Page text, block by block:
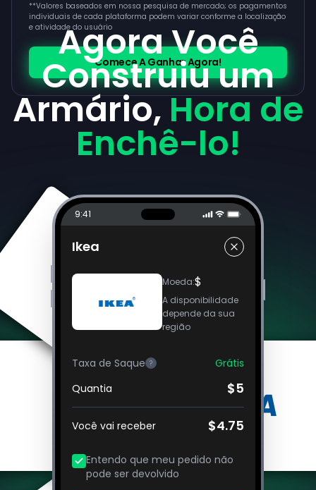
**Valores baseados em nossa pesquisa de mercado; os pagamentos
individuais de cada plataforma podem variar conforme a localização
e atividade do usuário
Comece A Ganhar Agora!
Agora Você
Construiu um
Armário,Hora de
Enchê-lo!
9:41
Ikea
Moeda:$
A disponibilidade
depende da sua
região
Taxa de Saque ?
Grátis
Quantia
$5
Você vai receber $4.75
Entendo que meu pedido não
pode ser devolvido